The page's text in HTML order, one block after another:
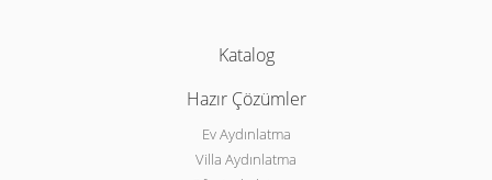
Katalog
Hazır Çözümler
Ev Aydınlatma
Villa Aydınlatma